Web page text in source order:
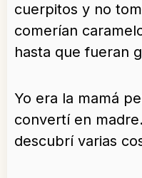
cuerpitos y no
comerían
hasta que fueran
Yo era la mamá
convertí en
descubrí varias